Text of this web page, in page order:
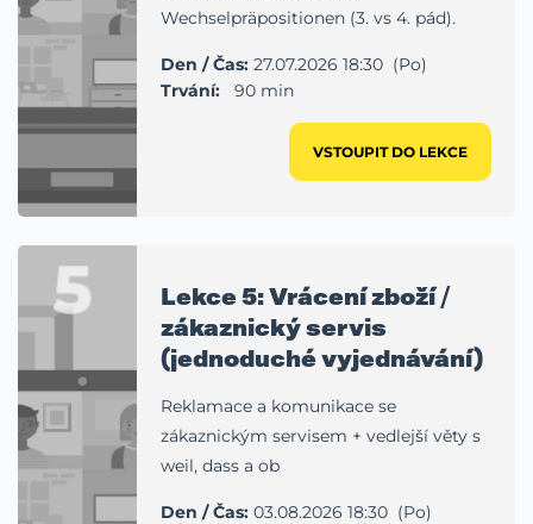
Wechselpräpositionen (3. vs 4. pád).
Den / Čas: 27.07.2026 18:30 (Po)
Trvání: 90 min
VSTOUPIT DO LEKCE
5
Lekce 5: Vrácení zboží /
zákaznický servis
(jednoduché vyjednávání)
Reklamace a komunikace se
zákaznickým servisem + vedlejší věty s
weil, dass a ob
Den / Čas: 03.08.2026 18:30 (Po)